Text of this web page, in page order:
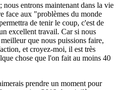
nous entrons maintenant dans la vie
face aux "problèmes du monde
de tenir le coup, c'est de
excellent travail. Car si nous
que nous puissions faire,
et croyez-moi, il est très
chose que l'on fait au moins 40
prendre un moment pour